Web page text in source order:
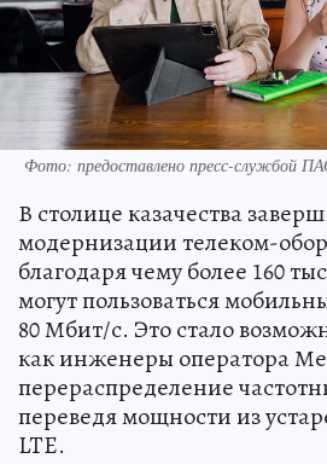
Фото: предоставлено пресс-службой
В столице казачества
модернизации телеком-
благодаря чему более 160
могут пользоваться
80 Мбит/с. Это стало
как инженеры оператора
перераспределение
переведя мощности из
LTE.